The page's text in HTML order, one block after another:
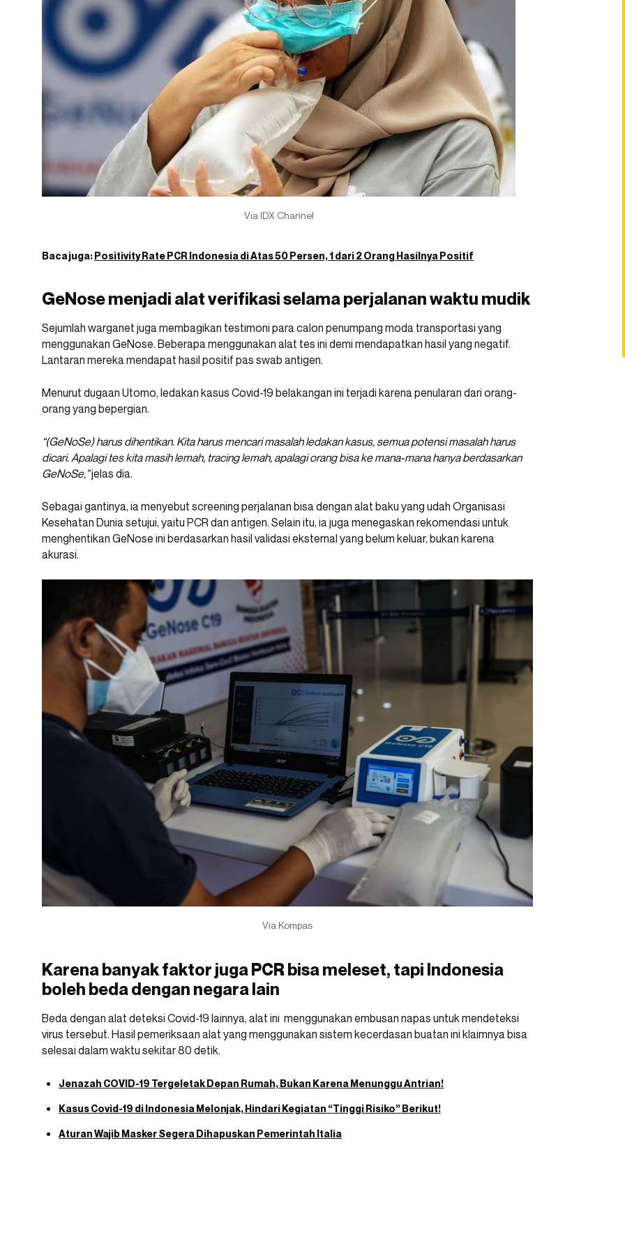
Via IDX Channel
Baca juga:Positivity Rate PCR Indonesia di Atas 50 Persen, 1 dari 2 Orang Hasilnya Positif
GeNose menjadi alat verifikasi selama perjalanan waktu mudik
Sejumlah warganet juga membagikan testimoni para calon penumpang moda transportasi yang
menggunakan GeNose. Beberapa menggunakan alat tes ini demi mendapatkan hasil yang negatif.
Lantaran mereka mendapat hasil positif pas swab antigen.
Menurut dugaan Utomo, ledakan kasus Covid-19 belakangan ini terjadi karena penularan dari orang-
orang yang bepergian.
“(GeNoSe) harus dihentikan. Kita harus mencari masalah ledakan kasus, semua potensi masalah harus
dicari. Apalagi tes kita masih lemah, tracing lemah, apalagi orang bisa ke mana-mana hanya berdasarkan
GeNoSe,”jelas dia.
Sebagai gantinya, ia menyebut screening perjalanan bisa dengan alat baku yang udah Organisasi
Kesehatan Dunia setujui, yaitu PCR dan antigen. Selain itu, ia juga menegaskan rekomendasi untuk
menghentikan GeNose ini berdasarkan hasil validasi eksternal yang belum keluar, bukan karena
akurasi.
Via Kompas
Karena banyak faktor juga PCR bisa meleset, tapi Indonesia
boleh beda dengan negara lain
Beda dengan alat deteksi Covid-19 lainnya, alat ini menggunakan embusan napas untuk mendeteksi
virus tersebut. Hasil pemeriksaan alat yang menggunakan sistem kecerdasan buatan ini klaimnya bisa
selesai dalam waktu sekitar 80 detik.
Jenazah COVID-19 Tergeletak Depan Rumah, Bukan Karena Menunggu Antrian!
Kasus Covid-19 di Indonesia Melonjak, Hindari Kegiatan “Tinggi Risiko” Berikut!
Aturan Wajib Masker Segera Dihapuskan Pemerintah Italia